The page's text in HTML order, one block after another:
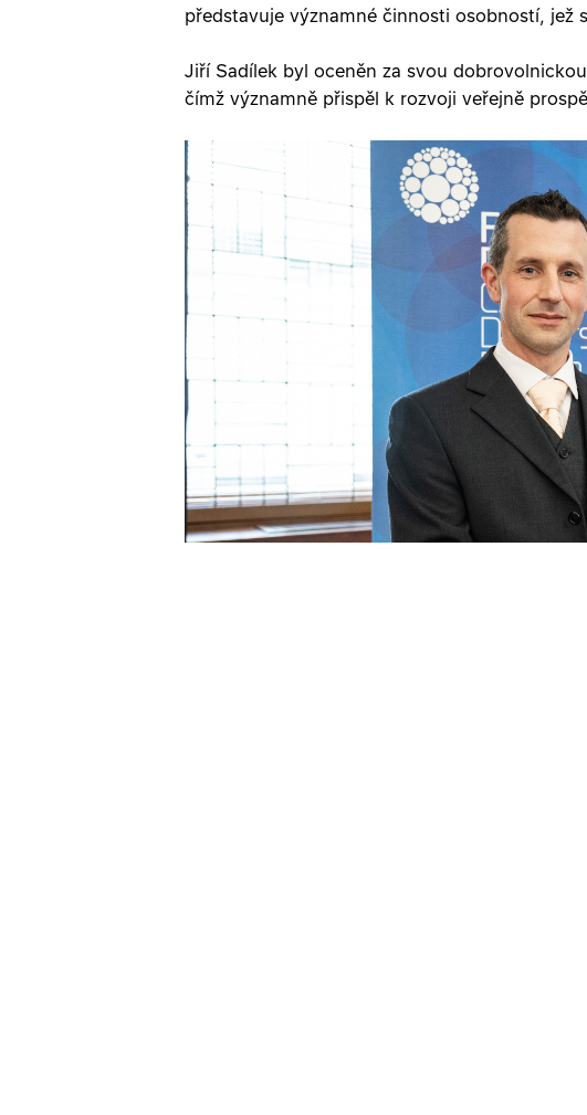
představuje významné činnosti osobností,
Jiří Sadílek byl oceněn za svou
čímž významně přispěl k rozvoji veřejně